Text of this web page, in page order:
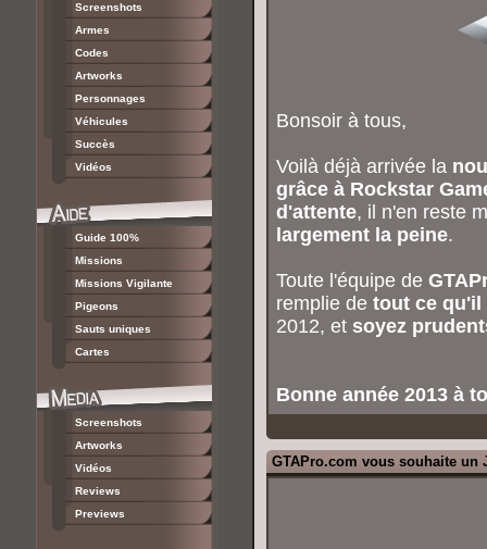
Screenshots
Armes
Codes
Artworks
Personnages
Véhicules
Succès
Vidéos
Guide 100%
Missions
Missions Vigilante
Pigeons
Sauts uniques
Cartes
Screenshots
Artworks
Vidéos
Reviews
Previews
Bonsoir à tous,
Voilà déjà arrivée la
grâce à Rockstar
d'attente, il n'en reste
largement la peine.
Toute l'équipe de
remplie de tout ce qu'il
2012, et soyez
Bonne année 2013 à
GTAPro.com vous souhaite un